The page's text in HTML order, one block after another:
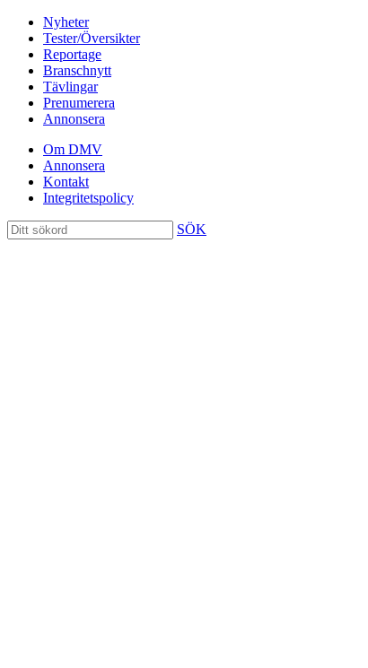
Nyheter
Tester/Översikter
Reportage
Branschnytt
Tävlingar
Prenumerera
Annonsera
Om DMV
Annonsera
Kontakt
Integritetspolicy
SÖK